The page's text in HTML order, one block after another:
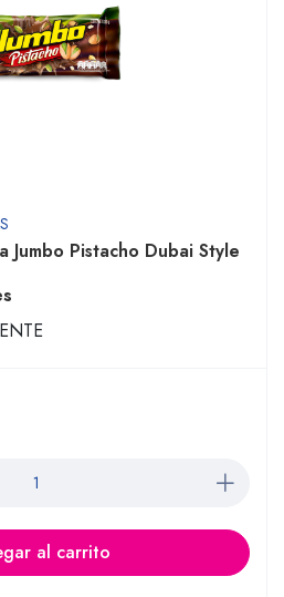
Jumbo Pistacho Dubai Style
al carrito